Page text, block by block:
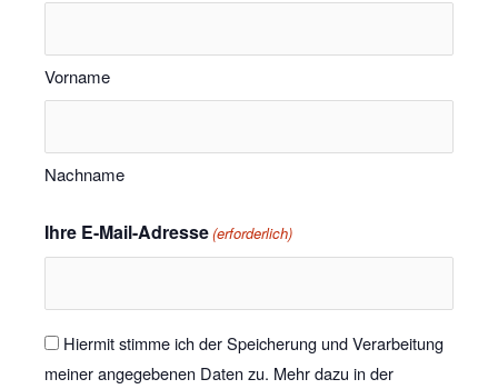
Vorname
Nachname
Ihre E-Mail-Adresse(erforderlich)
Einwilligung
(erforderlich)
Hiermit stimme ich der Speicherung und Verarbeitung
meiner angegebenen Daten zu. Mehr dazu in der